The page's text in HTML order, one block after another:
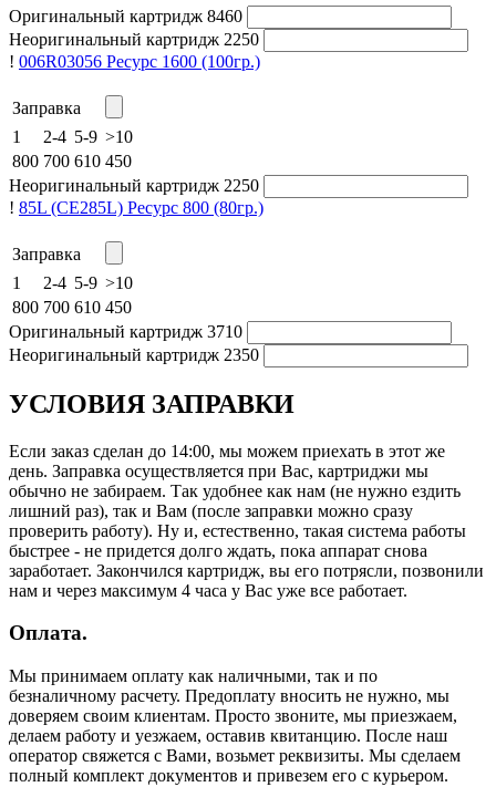
Оригинальный картридж 8460
Неоригинальный картридж 2250
! 006R03056 Ресурс 1600 (100гр.)
Заправка
1
2-4 5-9 >10
800 700 610 450
Неоригинальный картридж 2250
! 85L (CE285L) Ресурс 800 (80гр.)
Заправка
1
2-4 5-9 >10
800 700 610 450
Оригинальный картридж 3710
Неоригинальный картридж 2350
УСЛОВИЯ ЗАПРАВКИ
Если заказ сделан до 14:00, мы можем приехать в этот же
день. Заправка осуществляется при Вас, картриджи мы
обычно не забираем. Так удобнее как нам (не нужно ездить
лишний раз), так и Вам (после заправки можно сразу
проверить работу). Ну и, естественно, такая система работы
быстрее - не придется долго ждать, пока аппарат снова
заработает. Закончился картридж, вы его потрясли, позвонили
нам и через максимум 4 часа у Вас уже все работает.
Оплата.
Мы принимаем оплату как наличными, так и по
безналичному расчету. Предоплату вносить не нужно, мы
доверяем своим клиентам. Просто звоните, мы приезжаем,
делаем работу и уезжаем, оставив квитанцию. После наш
оператор свяжется с Вами, возьмет реквизиты. Мы сделаем
полный комплект документов и привезем его с курьером.